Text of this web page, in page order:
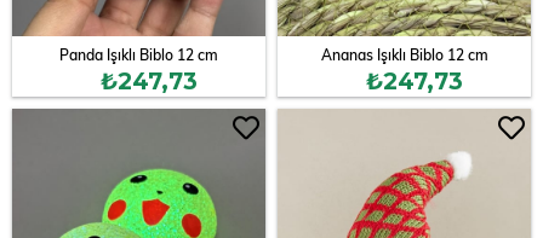
Panda Işıklı Biblo 12 cm
₺247,73
Ananas Işıklı Biblo 12 cm
₺247,73